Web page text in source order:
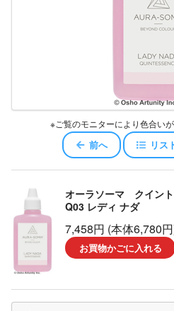
※ご覧のモニターにより色合い
前へ リス
オーラソーマ クイン
Q03 レディ ナダ
7,458円 (本体6,780
お買物かごに入れる